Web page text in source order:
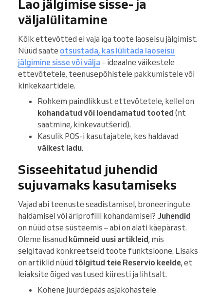
Lao jälgimise sisse- ja
väljalülitamine
Kõik ettevõtted ei vaja iga toote laoseisu jälgimist.
Nüüd saate otsustada, kas lülitada laoseisu
jälgimine sisse või välja – ideaalne väikestele
ettevõtetele, teenusepõhistele pakkumistele või
kinkekaartidele.
Rohkem paindlikkust ettevõtetele, kellel on
kohandatud või loendamatud tooted (nt
saatmine, kinkevautšerid).
Kasulik POS-i kasutajatele, kes haldavad
väikest ladu.
Sisseehitatud juhendid
sujuvamaks kasutamiseks
Vajad abi teenuste seadistamisel, broneeringute
haldamisel või äriprofiili kohandamisel? Juhendid
on nüüd otse süsteemis – abi on alati käepärast.
Oleme lisanud kümneid uusi artikleid, mis
selgitavad konkreetseid toote funktsioone. Lisaks
on artiklid nüüd tõlgitud teie Reservio keelde, et
leiaksite õiged vastused kiiresti ja lihtsalt.
Kohene juurdepääs asjakohastele